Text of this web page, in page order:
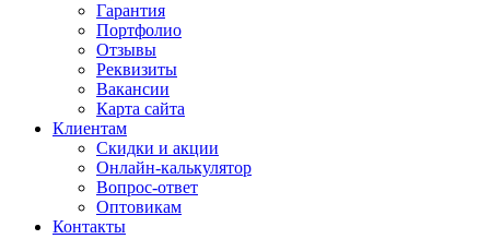
Гарантия
Портфолио
Отзывы
Реквизиты
Вакансии
Карта сайта
Клиентам
Скидки и акции
Онлайн-калькулятор
Вопрос-ответ
Оптовикам
Контакты